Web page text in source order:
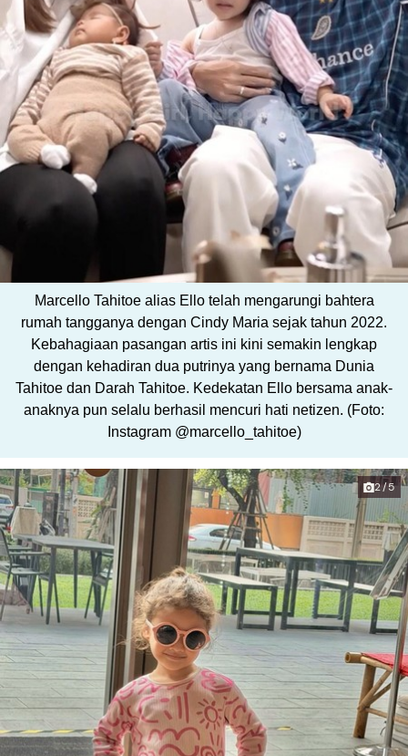
Marcello Tahitoe alias Ello telah mengarungi bahtera
rumah tangganya dengan Cindy Maria sejak tahun 2022.
Kebahagiaan pasangan artis ini kini semakin lengkap
dengan kehadiran dua putrinya yang bernama Dunia
Tahitoe dan Darah Tahitoe. Kedekatan Ello bersama anak-
anaknya pun selalu berhasil mencuri hati netizen. (Foto:
Instagram @marcello_tahitoe)
2/5